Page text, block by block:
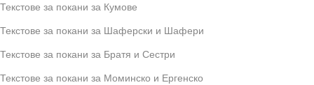
Текстове за покани за Кумове
Текстове за покани за Шаферски и Шафери
Текстове за покани за Братя и Сестри
Текстове за покани за Моминско и Ергенско